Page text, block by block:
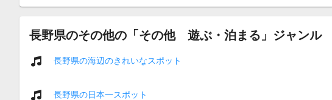
長野県のその他の「その他 遊ぶ・泊まる」ジャンル
長野県の海辺のきれいなスポット
長野県の日本一スポット